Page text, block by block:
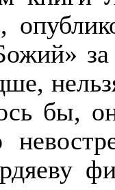
за
бы,